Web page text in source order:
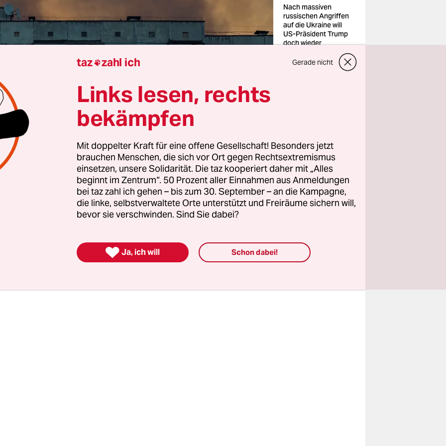
Nach massiven
russischen Angriffen
auf die Ukraine will
US-Präsident Trump
doch wieder
Abwehrwaffen liefern
Foto: Alina
Tage nach einem angekündigten Lieferstopp für einige
Präsident Donald Trump der Ukraine nun doch weitere
Hilfen zugesagt. Dies teilte Trump Reportern am
(Ortszeit) mit. „Wir müssen“, sagte der US-Präsident. „Sie
Lage sein, sich selbst zu verteidigen.“ Man wolle dem
Land vor allem Verteidigungswaffen zur Verfügung
„sie werden jetzt sehr hart getroffen“, sagte Trump weiter.
bekräftigte am späten Montagabend,
werde. Dennoch gelte im Hinblick auf die
auch weiterhin die „America First“-Haltung der
taz zahl ich Gerade nicht
Links lesen, rechts
bekämpfen
Mit doppelter Kraft für eine offene Gesellschaft! Besonders jetzt
brauchen Menschen, die sich vor Ort gegen Rechtsextremismus
einsetzen, unsere Solidarität. Die taz kooperiert daher mit „Alles
beginnt im Zentrum“. 50 Prozent aller Einnahmen aus Anmeldungen
bei taz zahl ich gehen – bis zum 30. September – an die Kampagne,
die linke, selbstverwaltete Orte unterstützt und Freiräume sichern will,
bevor sie verschwinden. Sind Sie dabei?
 Ja, ich will Schon dabei!